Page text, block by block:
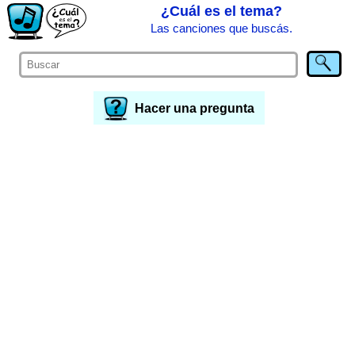
¿Cuál es el tema?
Las canciones que buscás.
Hacer una pregunta